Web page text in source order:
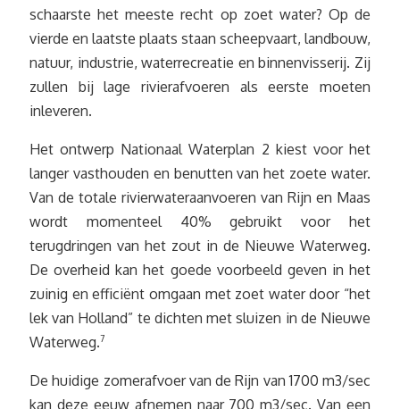
schaarste het meeste recht op zoet water? Op de
vierde en laatste plaats staan scheepvaart, landbouw,
natuur, industrie, waterrecreatie en binnenvisserij. Zij
zullen bij lage rivierafvoeren als eerste moeten
inleveren.
Het ontwerp Nationaal Waterplan 2 kiest voor het
langer vasthouden en benutten van het zoete water.
Van de totale rivierwateraanvoeren van Rijn en Maas
wordt momenteel 40% gebruikt voor het
terugdringen van het zout in de Nieuwe Waterweg.
De overheid kan het goede voorbeeld geven in het
zuinig en efficiënt omgaan met zoet water door “het
lek van Holland” te dichten met sluizen in de Nieuwe
Waterweg.7
De huidige zomerafvoer van de Rijn van 1700 m3/sec
kan deze eeuw afnemen naar 700 m3/sec. Van een